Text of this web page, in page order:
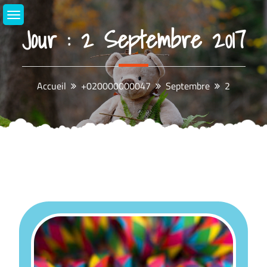
Aller
au
contenuJour :2 Septembre 2017
Accueil +020000000047 Septembre 2